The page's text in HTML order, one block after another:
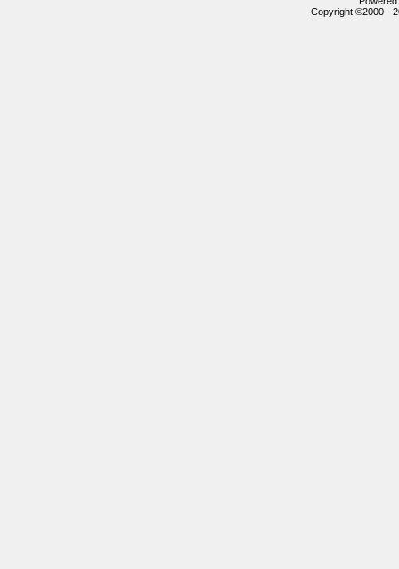
Copyright ©2000 -